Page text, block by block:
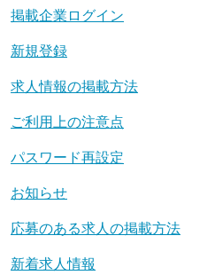
掲載企業ログイン
新規登録
求人情報の掲載方法
ご利用上の注意点
パスワード再設定
お知らせ
応募のある求人の掲載方法
新着求人情報